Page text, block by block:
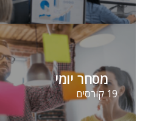
מסחר יומי
19 קורסים